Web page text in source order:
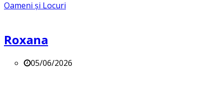
Oameni și Locuri
Roxana
05/06/2026